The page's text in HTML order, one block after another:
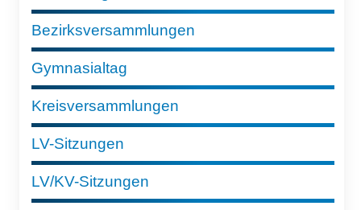
Bezirksversammlungen
Gymnasialtag
Kreisversammlungen
LV-Sitzungen
LV/KV-Sitzungen